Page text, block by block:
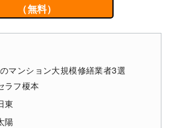
（無料）
マンション大規模修繕業者3選
ラフ榎本
東
陽